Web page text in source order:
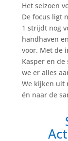
Het seizoen
De focus ligt
1 strijdt nog
handhaven
voor. Met de
Kasper en
we er alles
We kijken uit
én naar de